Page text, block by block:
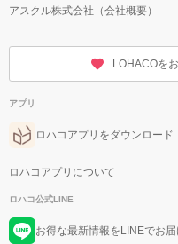
アスクル株式会社（会社概要）
LOHACOを
アプリ
ロハコアプリをダウンロード
ロハコアプリについて
ロハコ公式LINE
お得な最新情報をLINEでお